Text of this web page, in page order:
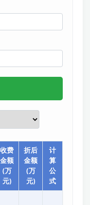
收费
金额
(万
元)
折后
金额
(万
元)
计
算
公
式